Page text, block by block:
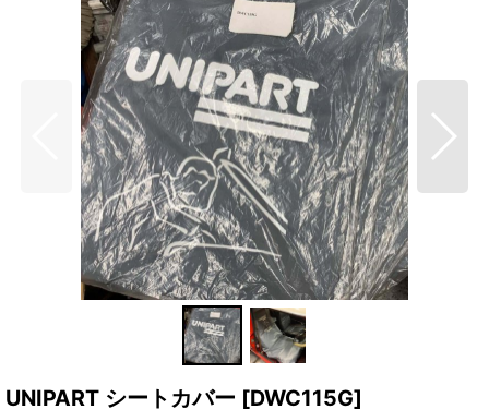
UNIPART シートカバー [DWC115G]